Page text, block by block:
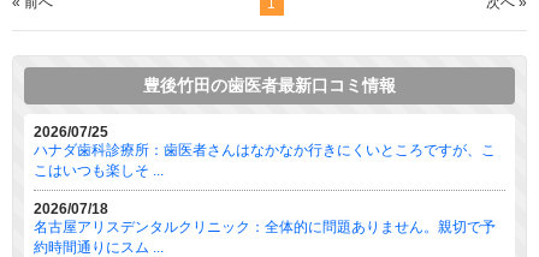
1
豊後竹田の歯医者最新口コミ情報
2026/07/25
ハナダ歯科診療所：歯医者さんはなかなか行きにくいところですが、こ
こはいつも楽しそ ...
2026/07/18
名古屋アリスデンタルクリニック：全体的に問題ありません。親切で予
約時間通りにスム ...